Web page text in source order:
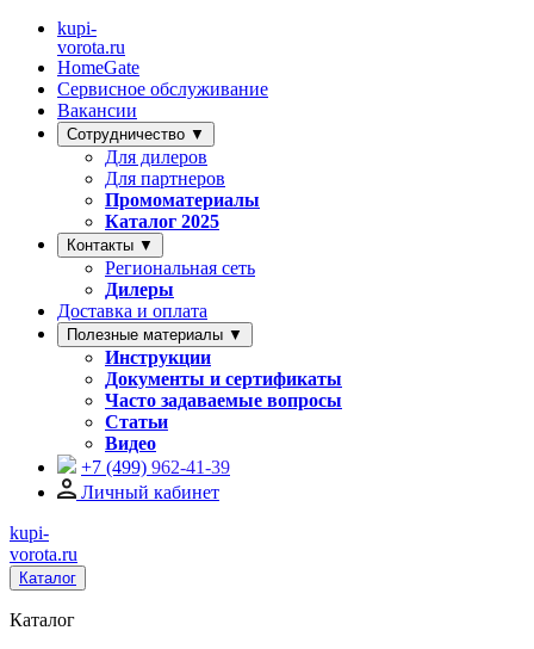
kupi-
vorota.ru
HomeGate
Сервисное обслуживание
Вакансии
Сотрудничество ▼
Для дилеров
Для партнеров
Промоматериалы
Каталог 2025
Контакты ▼
Региональная сеть
Дилеры
Доставка и оплата
Полезные материалы ▼
Инструкции
Документы и сертификаты
Часто задаваемые вопросы
Статьи
Видео
+7 (499) 962-41-39
Личный кабинет
kupi-
vorota.ru
Каталог
Каталог